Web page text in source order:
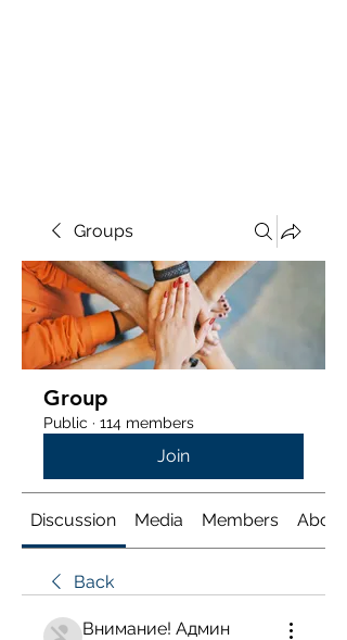
Groups
Group
Public · 114 members
Join
Discussion Media Members About
Back
Внимание! Админ